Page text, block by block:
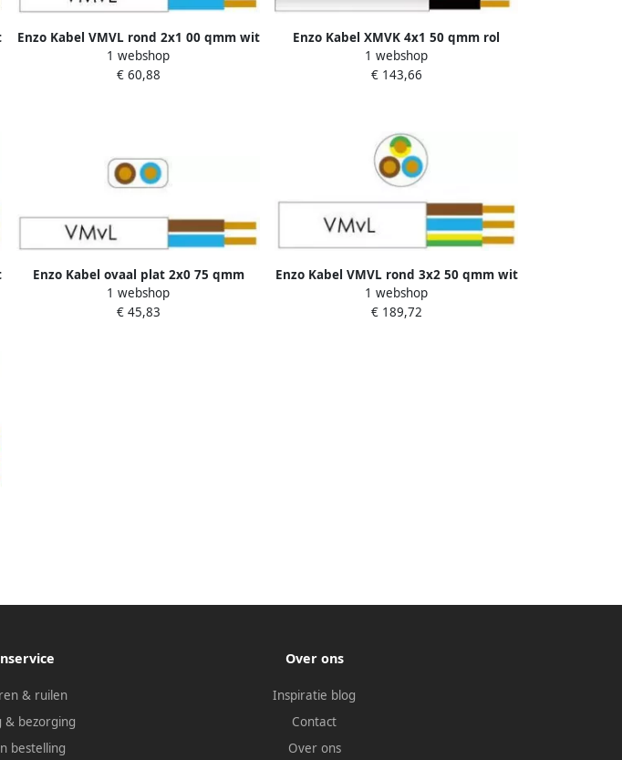
Enzo Kabel VMVL rond 2x1 00 qmm wit
1227270
1 webshop
€ 60,88
Enzo Kabel XMVK 4x1 50 qmm rol
100m 1253922
1 webshop
€ 143,66
Enzo Kabel ovaal plat 2x0 75 qmm
kleur wit 1227000
1 webshop
€ 45,83
Enzo Kabel VMVL rond 3x2 50 qmm wit
1227500
1 webshop
€ 189,72
& ruilen
& bezorging
bestelling
Over ons
Inspiratie blog
Contact
Over ons